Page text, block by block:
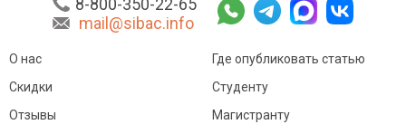
8-800-350-22-65
mail@sibac.info
О нас
Скидки
Отзывы
Где опубликовать статью
Студенту
Магистранту